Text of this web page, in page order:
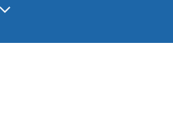
Toggle submenu